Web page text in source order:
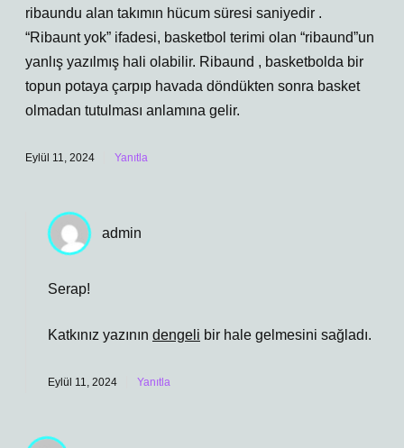
ribaundu alan takımın hücum süresi saniyedir .
“Ribaunt yok” ifadesi, basketbol terimi olan “ribaund”un
yanlış yazılmış hali olabilir. Ribaund , basketbolda bir
topun potaya çarpıp havada döndükten sonra basket
olmadan tutulması anlamına gelir.
Eylül 11, 2024 Yanıtla
admin
Serap!
Katkınız yazının dengeli bir hale gelmesini sağladı.
Eylül 11, 2024 Yanıtla